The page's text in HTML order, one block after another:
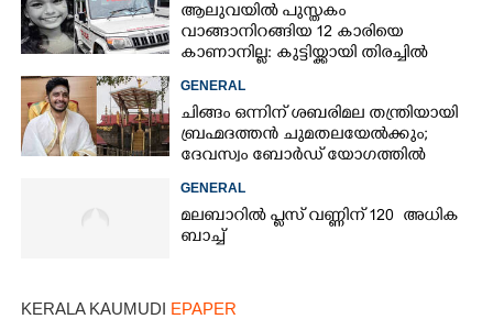
ആലുവയിൽ പുസ്തകം
വാങ്ങാനിറങ്ങിയ 12 കാരിയെ
കാണാനില്ല: കുട്ടിയ്ക്കായി തിരച്ചിൽ
GENERAL
ചിങ്ങം ഒന്നിന് ശബരിമല തന്ത്രിയായി
ബ്രഹ്മദത്തൻ ചുമതലയേൽക്കും;
ദേവസ്വം ബോർഡ് യോഗത്തിൽ
GENERAL
മലബാറിൽ പ്ലസ് വണ്ണിന് 120 അധിക
ബാച്ച്
KERALA KAUMUDI EPAPER